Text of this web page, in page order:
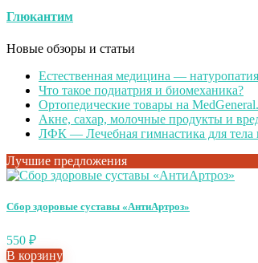
Глюкантим
Новые обзоры и статьи
Естественная медицина —
Что такое подиатрия и биомеханика?
Ортопедические товары на
Акне, сахар, молочные продукты и
ЛФК — Лечебная гимнастика для тела
Лучшие предложения
Сбор здоровые суставы «АнтиАртроз»
550 ₽
В корзину